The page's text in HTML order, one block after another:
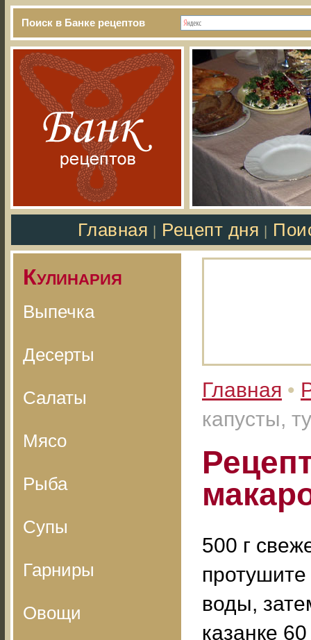
Поиск в Банке рецептов
Главная Рецепт дня
Кулинария
Выпечка
Десерты
Салаты
Мясо
Рыба
Супы
Гарниры
Овощи
Главная •
капусты,
500 г
воды,
казанке